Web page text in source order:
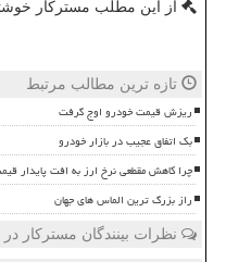
از این مطلب مسترکار
تازه ترین مطالب مرتبط
ریزش قیمت خودرو اوج گرفت
بک اتفاق عجیب در بازار خودرو
چرا کاهش مقطعی نرخ ارز به افت پایدار
راز بزرگ ترین الماس های جهان
نظرات بینندگان مسترکار